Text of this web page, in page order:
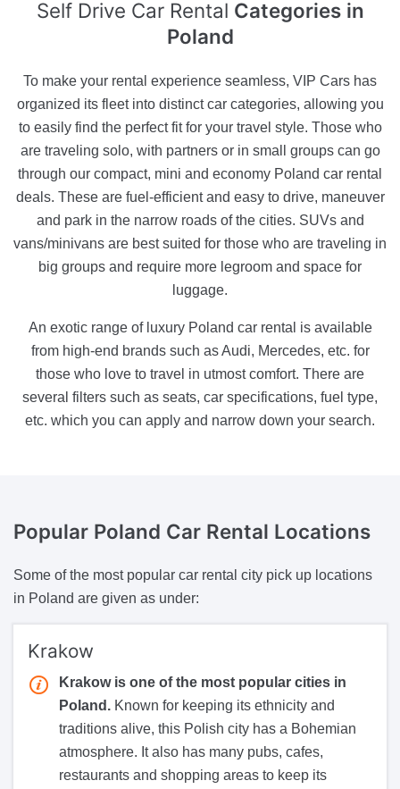
Self Drive Car Rental Categories in
Poland
To make your rental experience seamless, VIP Cars has
organized its fleet into distinct car categories, allowing you
to easily find the perfect fit for your travel style. Those who
are traveling solo, with partners or in small groups can go
through our compact, mini and economy Poland car rental
deals. These are fuel-efficient and easy to drive, maneuver
and park in the narrow roads of the cities. SUVs and
vans/minivans are best suited for those who are traveling in
big groups and require more legroom and space for
luggage.
An exotic range of luxury Poland car rental is available
from high-end brands such as Audi, Mercedes, etc. for
those who love to travel in utmost comfort. There are
several filters such as seats, car specifications, fuel type,
etc. which you can apply and narrow down your search.
Popular Poland Car Rental Locations
Some of the most popular car rental city pick up locations
in Poland are given as under:
Krakow
Krakow is one of the most popular cities in
Poland. Known for keeping its ethnicity and
traditions alive, this Polish city has a Bohemian
atmosphere. It also has many pubs, cafes,
restaurants and shopping areas to keep its